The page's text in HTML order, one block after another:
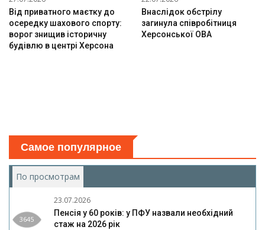
Від приватного маєтку до
осередку шахового спорту:
ворог знищив історичну
будівлю в центрі Херсона
Внаслідок обстрілу
загинула співробітниця
Херсонської ОВА
Самое популярное
По просмотрам
3645
23.07.2026
Пенсія у 60 років: у ПФУ назвали необхідний
стаж на 2026 рік